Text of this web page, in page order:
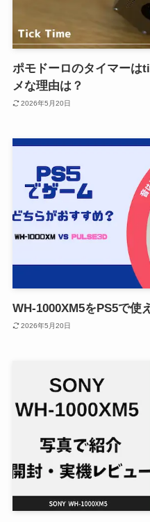
ポモドーロのタイマーは
メな理由は？
2026年5月20日
WH-1000XM5をPS5で使
2026年5月20日